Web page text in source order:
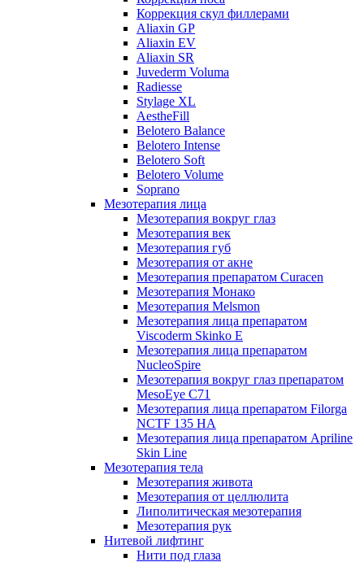
Коррекция скул филлерами
Aliaxin GP
Aliaxin EV
Aliaxin SR
Juvederm Voluma
Radiesse
Stylage XL
AestheFill
Belotero Balance
Belotero Intense
Belotero Soft
Belotero Volume
Soprano
Мезотерапия лица
Мезотерапия вокруг глаз
Мезотерапия век
Мезотерапия губ
Мезотерапия от акне
Мезотерапия препаратом Curacen
Мезотерапия Монако
Мезотерапия Melsmon
Мезотерапия лица препаратом
Viscoderm Skinko E
Мезотерапия лица препаратом
NucleoSpire
Мезотерапия вокруг глаз препаратом
MesoEye С71
Мезотерапия лица препаратом Filorga
NCTF 135 HA
Мезотерапия лица препаратом Apriline
Skin Line
Мезотерапия тела
Мезотерапия живота
Мезотерапия от целлюлита
Липолитическая мезотерапия
Мезотерапия рук
Нитевой лифтинг
Нити под глаза